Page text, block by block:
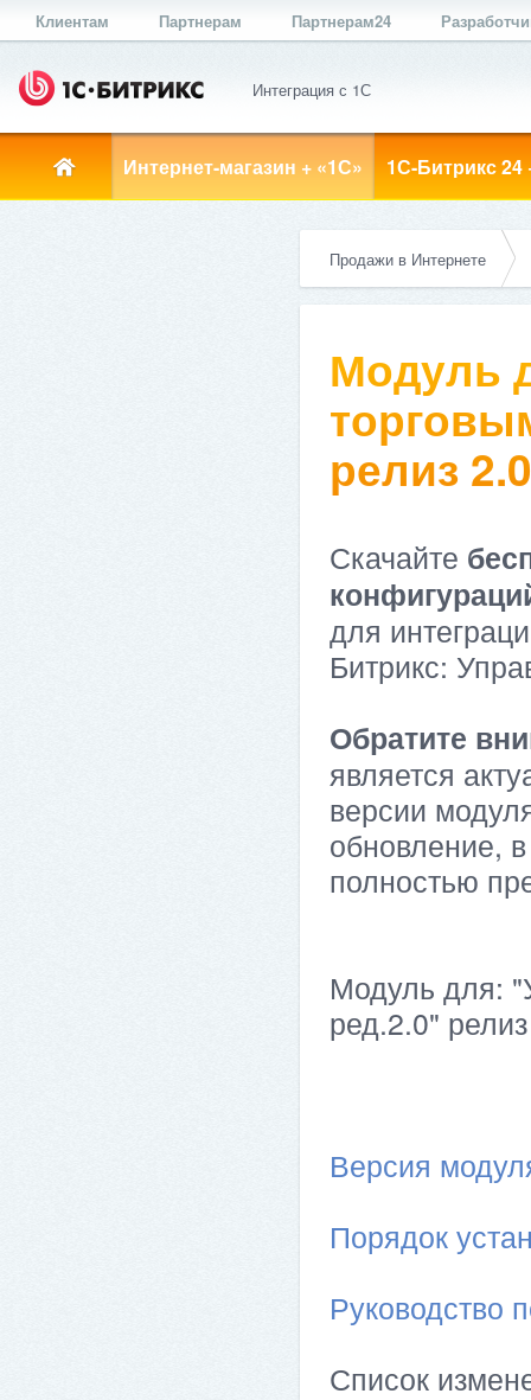
Клиентам Партнерам Партнерам24
Интеграция с 1С
Интернет-магазин + «1С» 1С-Битрикс 24
Продажи в Интернете
Модуль
релиз
Скачайте
для
Битрикс:
Обратите
является
версии
обновление,
полностью
Модуль для:
ред.2.0"
Версия
Порядок
Руководство
Список